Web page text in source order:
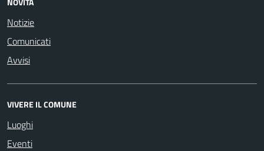
Notizie
Comunicati
Avvisi
VIVERE IL COMUNE
Luoghi
Eventi